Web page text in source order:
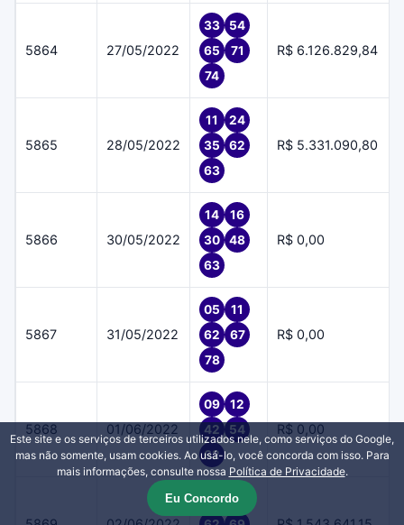
5864 27/05/2022
33
54
65
71
74
R$ 6.126.829,84
5865 28/05/2022
11
24
35
62
63
R$ 5.331.090,80
5866 30/05/2022
14
16
30
48
63
R$ 0,00
5867 31/05/2022
05
11
62
67
78
R$ 0,00
5868 01/06/2022
09
12
42
54
62
R$ 0,00
51
56
Este site e os serviços de terceiros utilizados nele, como serviços do Google,
mas não somente, usam cookies. Ao usá-lo, você concorda com isso. Para
mais informações, consulte nossa Política de Privacidade.
Eu Concordo